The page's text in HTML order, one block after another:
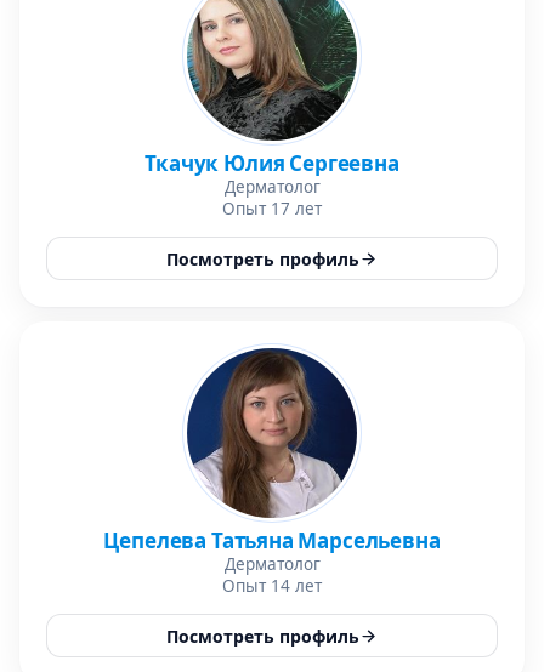
Ткачук Юлия Сергеевна
Дерматолог
Опыт 17 лет
Посмотреть профиль
Цепелева Татьяна Марсельевна
Дерматолог
Опыт 14 лет
Посмотреть профиль